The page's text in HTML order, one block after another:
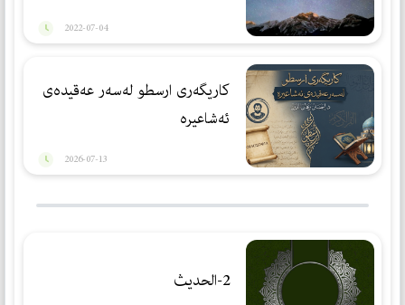
2022-07-04
كاریگەری ارسطو لەسەر عەقیدەی
ئەشاعیرە
2026-07-13
2-الحديث